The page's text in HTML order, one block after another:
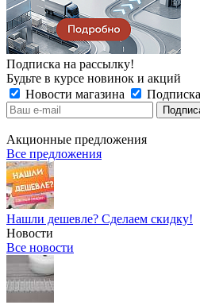
Подписка на рассылку!
Будьте в курсе новинок и акций
Новости магазина
Акционные предложения
Все предложения
Нашли дешевле? Сделаем скидку!
Новости
Все новости